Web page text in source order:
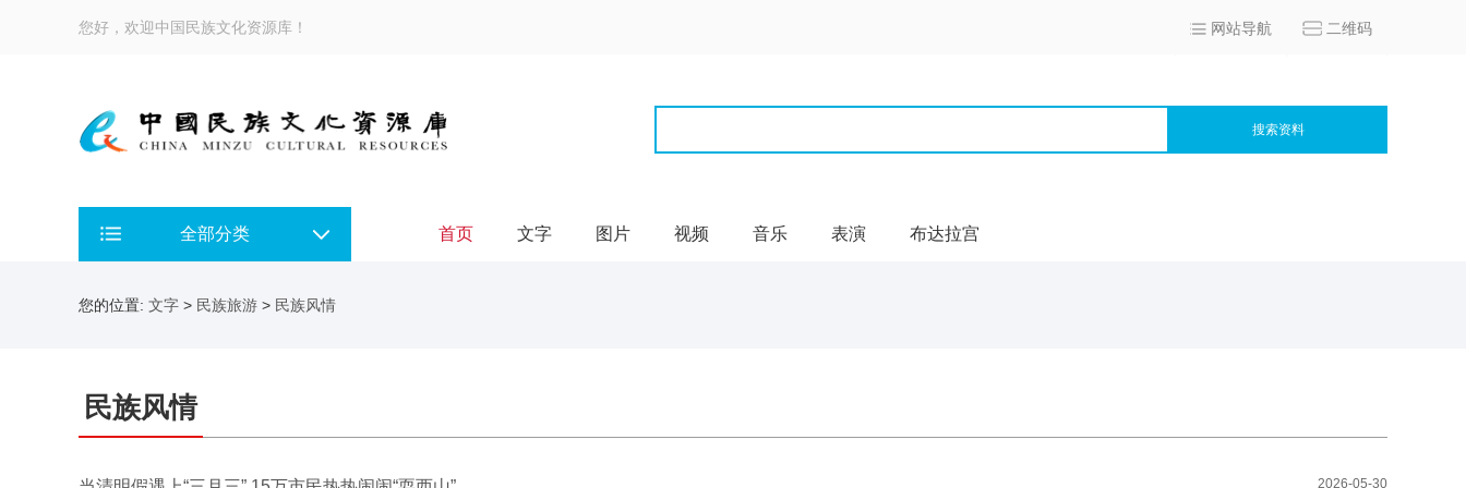
您好，欢迎中国民族文化资源库！ 网站导航 二维码
搜索资料
全部分类 首页 文字 图片 视频 音乐 表演 布达拉宫
您的位置: 文字 > 民族旅游 > 民族风情
民族风情
2026-05-30